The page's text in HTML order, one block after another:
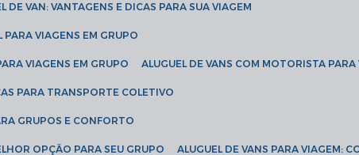
DE VAN: VANTAGENS E DICAS PARA SUA VIAGEM
PARA VIAGENS EM GRUPO
VIAGENS EM GRUPO ALUGUEL DE VANS COM MOTORISTA
PARA TRANSPORTE COLETIVO
GRUPOS E CONFORTO
OPÇÃO PARA SEU GRUPO ALUGUEL DE VANS PARA VIAGEM: